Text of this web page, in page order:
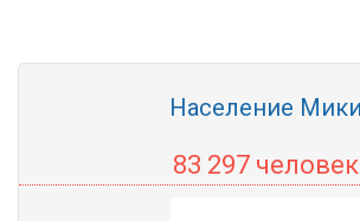
Население Мики
83 297 человек